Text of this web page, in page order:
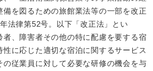
備を図るための旅館業法等の一部を改正
法律第52号。以下「改正法」とい
者、障害者その他の特に配慮を要する宿
性に応じた適切な宿泊に関するサービス
の従業員に対して必要な研修の機会を与